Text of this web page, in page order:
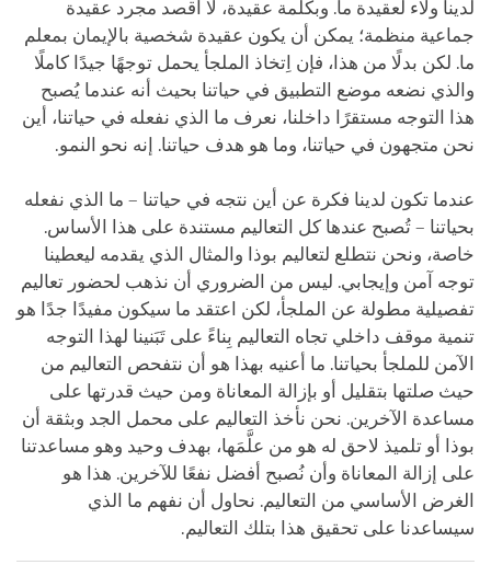
لدينا ولاء لعقيدة ما. وبكلمة عقيدة، لا أقصد مجرد عقيدة
جماعية منظمة؛ يمكن أن يكون عقيدة شخصية بالإيمان بمعلم
ما. لكن بدلًا من هذا، فإن اِتخاذ الملجأ يحمل توجهًا جيدًا كاملًا
والذي نضعه موضع التطبيق في حياتنا بحيث أنه عندما يُصبح
هذا التوجه مستقرًا داخلنا، نعرف ما الذي نفعله في حياتنا، أين
نحن متجهون في حياتنا، وما هو هدف حياتنا. إنه نحو النمو.
عندما تكون لدينا فكرة عن أين نتجه في حياتنا – ما الذي نفعله
بحياتنا – تُصبح عندها كل التعاليم مستندة على هذا الأساس.
خاصة، ونحن نتطلع لتعاليم بوذا والمثال الذي يقدمه ليعطينا
توجه آمن وإيجابي. ليس من الضروري أن نذهب لحضور تعاليم
تفصيلية مطولة عن الملجأ، لكن اعتقد ما سيكون مفيدًا جدًا هو
تنمية موقف داخلي تجاه التعاليم بِناءً على تَبَنينا لهذا التوجه
الآمن للملجأ بحياتنا. ما أعنيه بهذا هو أن نتفحص التعاليم من
حيث صلتها بتقليل أو بإزالة المعاناة ومن حيث قدرتها على
مساعدة الآخرين. نحن نأخذ التعاليم على محمل الجد وبثقة أن
بوذا أو تلميذ لاحق له هو من علَّمَها، بهدف وحيد وهو مساعدتنا
على إزالة المعاناة وأن نُصبح أفضل نفعًا للآخرين. هذا هو
الغرض الأساسي من التعاليم. نحاول أن نفهم ما الذي
سيساعدنا على تحقيق هذا بتلك التعاليم.